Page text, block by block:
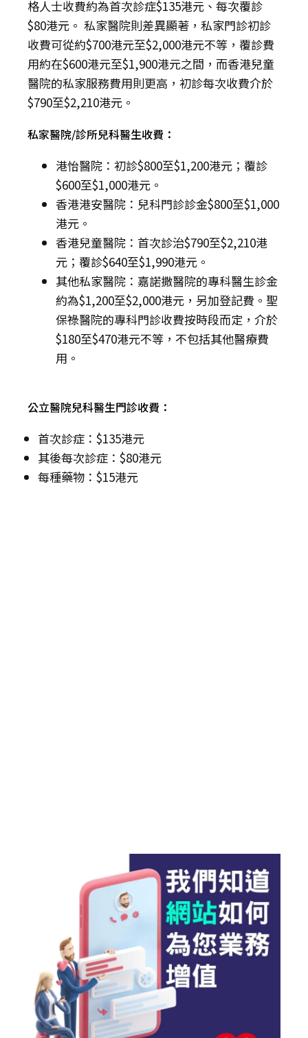
格人士收費約為首次診症$135港元、每次覆診
$80港元。 私家醫院則差異顯著，私家門診初診
收費可從約$700港元至$2,000港元不等，覆診費
用約在$600港元至$1,900港元之間，而香港兒童
醫院的私家服務費用則更高，初診每次收費介於
$790至$2,210港元。
私家醫院/診所兒科醫生收費：
港怡醫院：初診$800至$1,200港元；覆診
$600至$1,000港元。
香港港安醫院：兒科門診診金$800至$1,000
港元。
香港兒童醫院：首次診治$790至$2,210港
元；覆診$640至$1,990港元。
其他私家醫院：嘉諾撒醫院的專科醫生診金
約為$1,200至$2,000港元，另加登記費。聖
保祿醫院的專科門診收費按時段而定，介於
$180至$470港元不等，不包括其他醫療費
用。
公立醫院兒科醫生門診收費：
首次診症：$135港元
其後每次診症：$80港元
每種藥物：$15港元